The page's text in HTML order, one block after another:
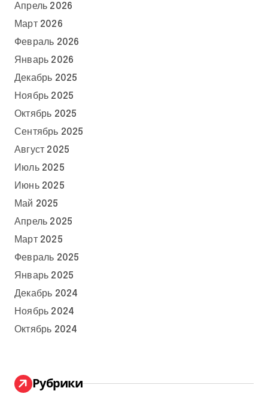
Апрель 2026
Март 2026
Февраль 2026
Январь 2026
Декабрь 2025
Ноябрь 2025
Октябрь 2025
Сентябрь 2025
Август 2025
Июль 2025
Июнь 2025
Май 2025
Апрель 2025
Март 2025
Февраль 2025
Январь 2025
Декабрь 2024
Ноябрь 2024
Октябрь 2024
Рубрики